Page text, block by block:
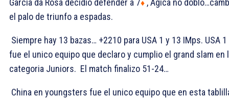
♦
el palo de triunfo a espadas.
Siempre hay 13 bazas… +2210 para USA 1 y 13 IMps. USA 1
fue el unico equipo que declaro y cumplio el grand slam en
categoria Juniors. El match finalizo 51-24…
China en youngsters fue el unico equipo que en esta